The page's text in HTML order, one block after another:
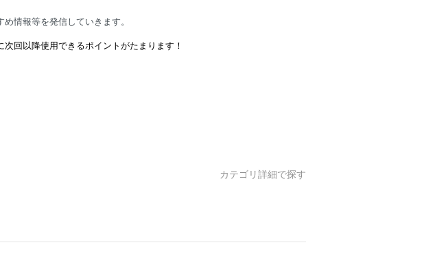
情報等を発信していきます。
回以降使用できるポイントがたまります！
カテゴリ詳細で探す